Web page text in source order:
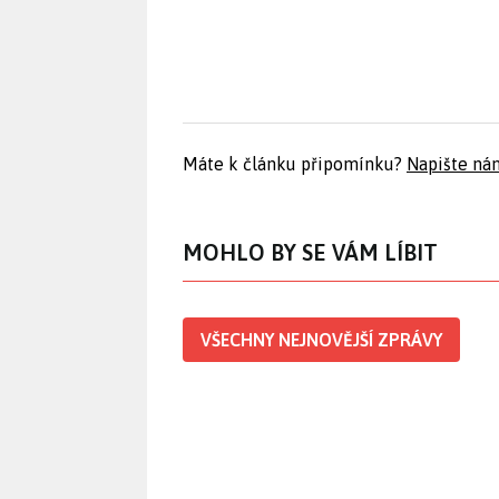
Máte k článku připomínku? Napište
MOHLO BY SE VÁM LÍBIT
VŠECHNY NEJNOVĚJŠÍ ZPRÁVY